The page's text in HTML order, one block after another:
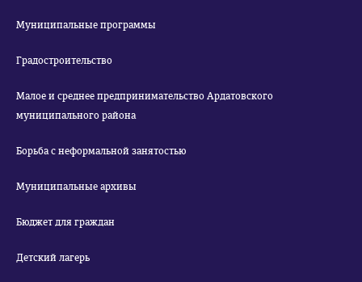
Муниципальные программы
Градостроительство
Малое и среднее предпринимательство Ардатовского
муниципального района
Борьба с неформальной занятостью
Муниципальные архивы
Бюджет для граждан
Детский лагерь